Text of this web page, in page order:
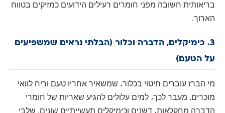
בריאותית חשובה מפני חומרים רעילים הידועים כמזיקים בטווח
הארוך.
3. כימיקלים, הדברה וכלור (הבלתי נראים שמשפיעים
על הטעם)
מי הברז עוברים חיטוי בכלור، שמשאיר אחריו טעם וריח לוואי
מוכרים. מעבר לכך، למים עלולים להגיע שאריות של חומרי
הדברה מחקלאות، דשנים וכימיקלים תעשייתיים שונים. שלבי